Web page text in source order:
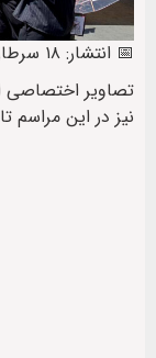
📅 انتشار: ۱۸ سرطان ۱۴۰۵ ساعت ۱۱:۴۹
تصاویر اختصاصی
نیز در این مراسم